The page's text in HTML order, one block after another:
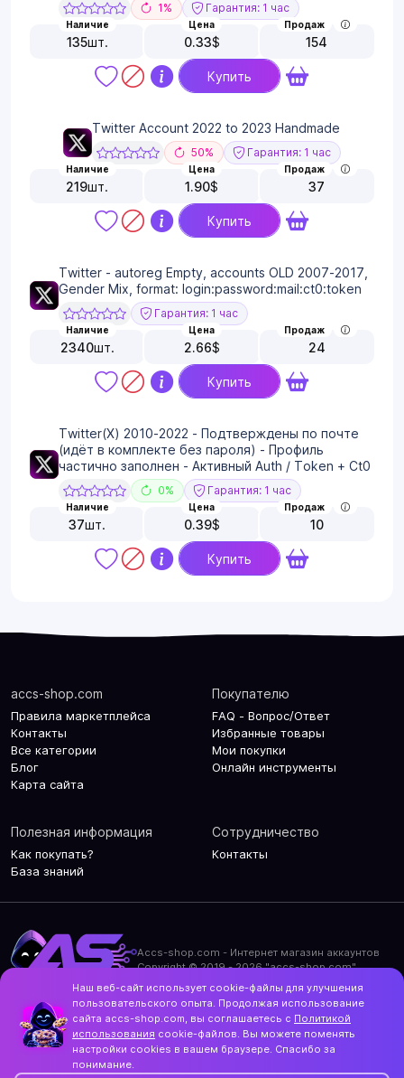
1% Гарантия: 1 час
Наличие
135шт.
Цена
0.33$
Продаж
154
Купить
Twitter Account 2022 to 2023 Handmade
50% Гарантия: 1 час
Наличие
219шт.
Цена
1.90$
Продаж
37
Купить
Twitter - autoreg Empty, accounts OLD 2007-2017,
Gender Mix, format: login:password:mail:ct0:token
Гарантия: 1 час
Наличие
2340шт.
Цена
2.66$
Продаж
24
Купить
Twitter(X) 2010-2022 - Подтверждены по почте
(идёт в комплекте без пароля) - Профиль
частично заполнен - Активный Auth / Token + Ct0
0% Гарантия: 1 час
Наличие
37шт.
Цена
0.39$
Продаж
10
Купить
accs-shop.com
Правила маркетплейса
Контакты
Все категории
Блог
Карта сайта
Покупателю
FAQ - Вопрос/Ответ
Избранные товары
Мои покупки
Онлайн инструменты
Полезная информация
Как покупать?
База знаний
Сотрудничество
Контакты
Accs-shop.com - Интернет магазин аккаунтов
Copyright © 2019 - 2026 "accs-shop.com"
Политика использования cookie-файлов
Контакты и актуальный адрес сайта
Structo
Дизайн и разработка
Наш веб-сайт использует cookie-файлы для улучшения
пользовательского опыта. Продолжая использование
сайта accs-shop.com, вы соглашаетесь с Политикой
использования cookie-файлов. Вы можете поменять
настройки cookies в вашем браузере. Спасибо за
понимание.